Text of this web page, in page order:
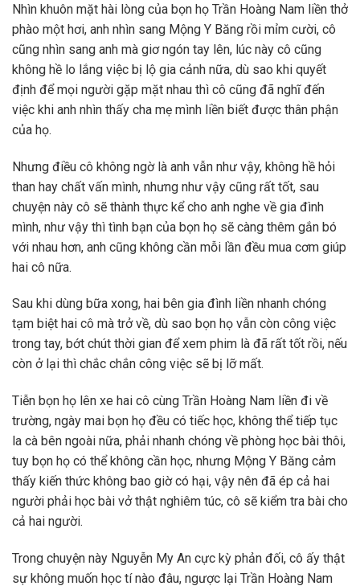
Nhìn khuôn mặt hài lòng của bọn họ Trần Hoàng Nam liền thở
phào một hơi, anh nhìn sang Mộng Y Băng rồi mỉm cười, cô
cũng nhìn sang anh mà giơ ngón tay lên, lúc này cô cũng
không hề lo lắng việc bị lộ gia cảnh nữa, dù sao khi quyết
định để mọi người gặp mặt nhau thì cô cũng đã nghĩ đến
việc khi anh nhìn thấy cha mẹ mình liền biết được thân phận
của họ.
Nhưng điều cô không ngờ là anh vẫn như vậy, không hề hỏi
than hay chất vấn mình, nhưng như vậy cũng rất tốt, sau
chuyện này cô sẽ thành thực kể cho anh nghe về gia đình
mình, như vậy thì tình bạn của bọn họ sẽ càng thêm gắn bó
với nhau hơn, anh cũng không cần mỗi lần đều mua cơm giúp
hai cô nữa.
Sau khi dùng bữa xong, hai bên gia đình liền nhanh chóng
tạm biệt hai cô mà trở về, dù sao bọn họ vẫn còn công việc
trong tay, bớt chút thời gian để xem phim là đã rất tốt rồi, nếu
còn ở lại thì chắc chắn công việc sẽ bị lỡ mất.
Tiễn bọn họ lên xe hai cô cùng Trần Hoàng Nam liền đi về
trường, ngày mai bọn họ đều có tiếc học, không thể tiếp tục
la cà bên ngoài nữa, phải nhanh chóng về phòng học bài thôi,
tuy bọn họ có thể không cần học, nhưng Mộng Y Băng cảm
thấy kiến thức không bao giờ có hại, vậy nên đã ép cả hai
người phải học bài vở thật nghiêm túc, cô sẽ kiểm tra bài cho
cả hai người.
Trong chuyện này Nguyễn My An cực kỳ phản đối, cô ấy thật
sự không muốn học tí nào đâu, ngược lại Trần Hoàng Nam